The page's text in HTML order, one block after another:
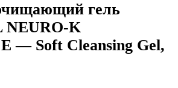
гель
NEURO-K
— Soft Cleansing Gel,